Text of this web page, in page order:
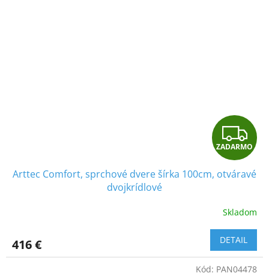
Z
A
D
A
R
M
ZADARMO
Arttec Comfort, sprchové dvere šírka 100cm, otváravé
dvojkrídlové
Skladom
416 € DETAIL
Kód: PAN04478